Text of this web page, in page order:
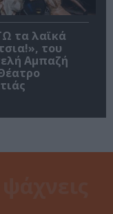
τα λαϊκά
του
Αμπαζή